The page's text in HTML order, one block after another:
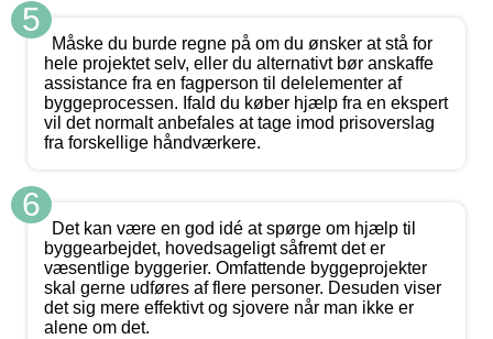
5
Måske du burde regne på om du ønsker at stå for
hele projektet selv, eller du alternativt bør anskaffe
assistance fra en fagperson til delelementer af
byggeprocessen. Ifald du køber hjælp fra en ekspert
vil det normalt anbefales at tage imod prisoverslag
fra forskellige håndværkere.
6
Det kan være en god idé at spørge om hjælp til
byggearbejdet, hovedsageligt såfremt det er
væsentlige byggerier. Omfattende byggeprojekter
skal gerne udføres af flere personer. Desuden viser
det sig mere effektivt og sjovere når man ikke er
alene om det.